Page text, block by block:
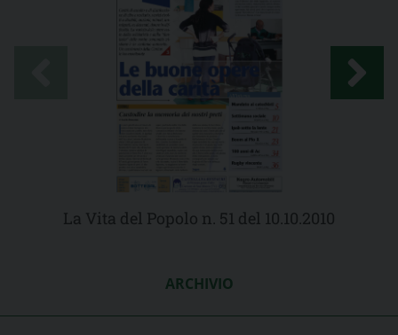
La Vita del Popolo n. 51 del 10.10.2010
ARCHIVIO